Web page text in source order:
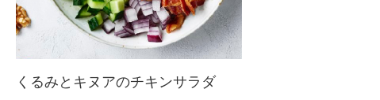
くるみとキヌアのチキンサラダ